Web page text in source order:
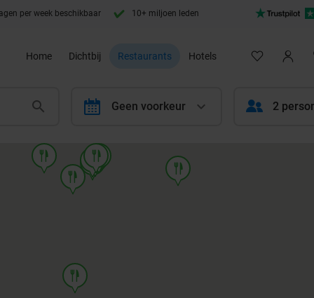
per week beschikbaar 10+ miljoen leden
Home Dichtbij Restaurants Hotels
calendar Geen voorkeur 2
food
food
food
food
foodfood
food
food
food